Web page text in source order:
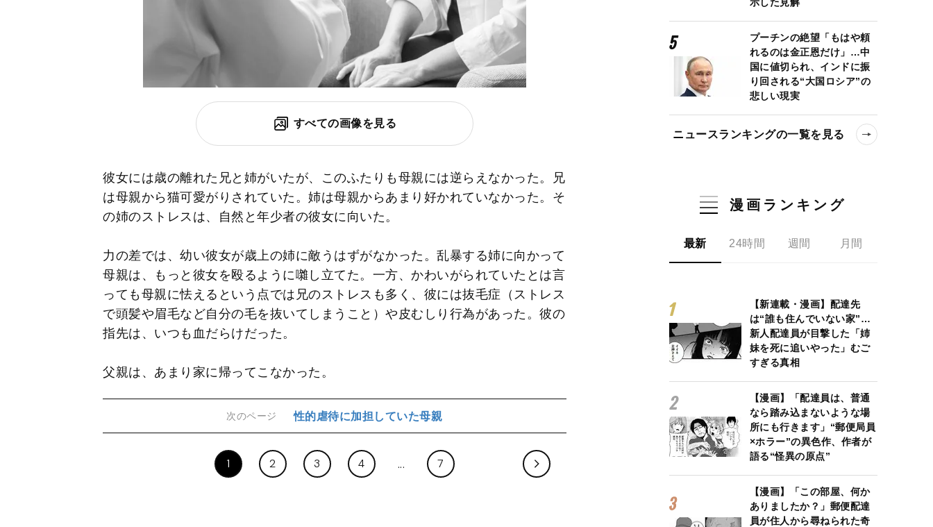
すべての画像を見る
彼女には歳の離れた兄と姉がいたが、このふたりも母親には逆らえなかった。兄
は母親から猫可愛がりされていた。姉は母親からあまり好かれていなかった。そ
の姉のストレスは、自然と年少者の彼女に向いた。
力の差では、幼い彼女が歳上の姉に敵うはずがなかった。乱暴する姉に向かって
母親は、もっと彼女を殴るように囃し立てた。一方、かわいがられていたとは言
っても母親に怯えるという点では兄のストレスも多く、彼には抜毛症（ストレス
で頭髪や眉毛など自分の毛を抜いてしまうこと）や皮むしり行為があった。彼の
指先は、いつも血だらけだった。
父親は、あまり家に帰ってこなかった。
次のページ 性的虐待に加担していた母親
1 2 3 4 7
プーチンの絶望「もはや頼
れるのは金正恩だけ」…中
国に値切られ、インドに振
り回される“大国ロシア”の
悲しい現実
ニュースランキングの一覧を見る
漫画ランキング
最新 24時間 週間 月間
【新連載・漫画】配達先
は“誰も住んでいない家”…
新人配達員が目撃した「姉
妹を死に追いやった」むご
すぎる真相
【漫画】「配達員は、普通
なら踏み込まないような場
所にも行きます」“郵便局員
×ホラー”の異色作、作者が
語る“怪異の原点”
【漫画】「この部屋、何か
ありましたか？」郵便配達
員が住人から尋ねられた奇